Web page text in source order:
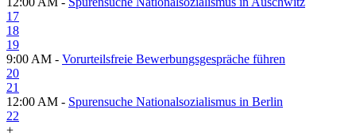
17
18
19
9:00 AM - Vorurteilsfreie Bewerbungsgespräche führen
20
21
12:00 AM - Spurensuche Nationalsozialismus in Berlin
22
+